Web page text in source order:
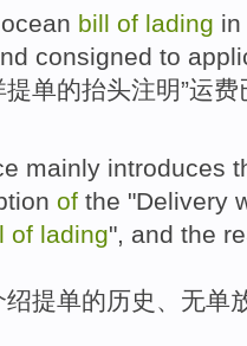
ocean bill of lading in
consigned to
提单的抬头注明”运费
mainly introduces
of the "Delivery
of lading", and the
绍提单的历史 无单